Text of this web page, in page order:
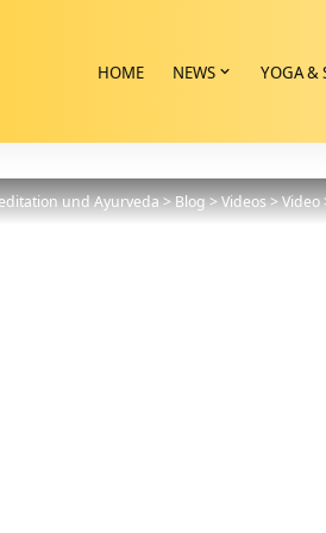
HOME NEWS YOGA &
und Ayurveda>Blog>Videos>Video